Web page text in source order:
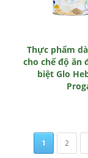
Thực phẩm
cho chế độ ăn
biệt Glo
1 2